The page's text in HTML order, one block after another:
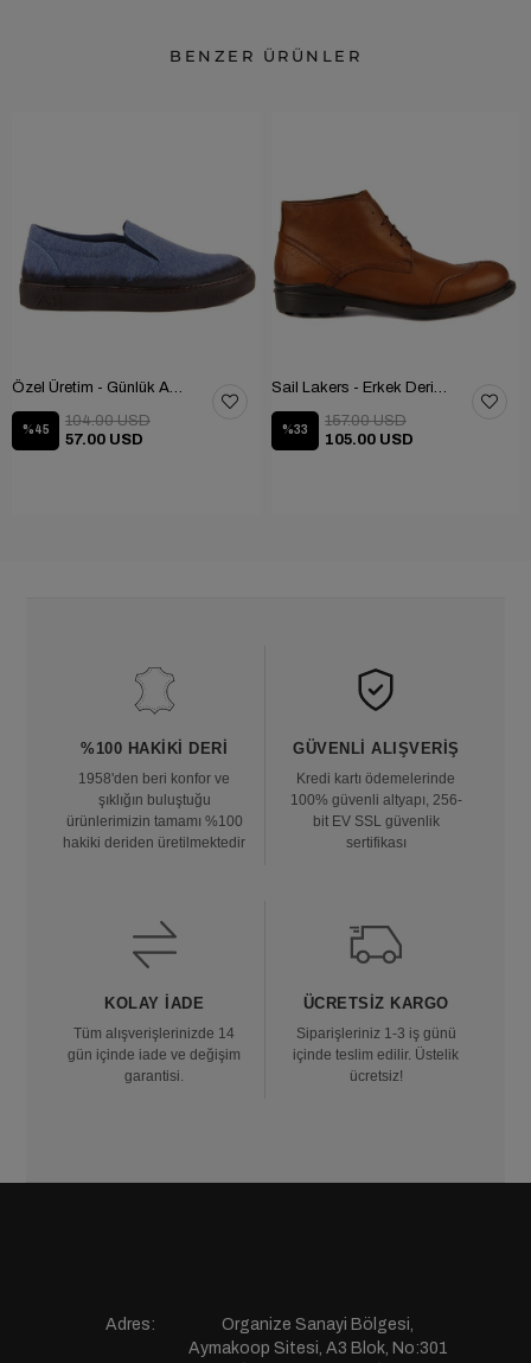
BENZER ÜRÜNLER
%45
57.00 USD
104.00 USD
%33
105.00 USD
157.00 USD
%100 HAKIKI DERI
1958'den beri konfor ve
şıklığın buluştuğu
ürünlerimizin tamamı %100
hakiki deriden üretilmektedir
GÜVENLI ALIŞVERIŞ
Kredi kartı ödemelerinde
100% güvenli altyapı, 256-
bit EV SSL güvenlik
sertifikası
KOLAY İADE
Tüm alışverişlerinizde 14
gün içinde iade ve değişim
garantisi.
ÜCRETSIZ KARGO
Siparişleriniz 1-3 iş günü
içinde teslim edilir. Üstelik
ücretsiz!
Adres:
Organize Sanayi Bölgesi,
Aymakoop Sitesi, A3 Blok, No:301